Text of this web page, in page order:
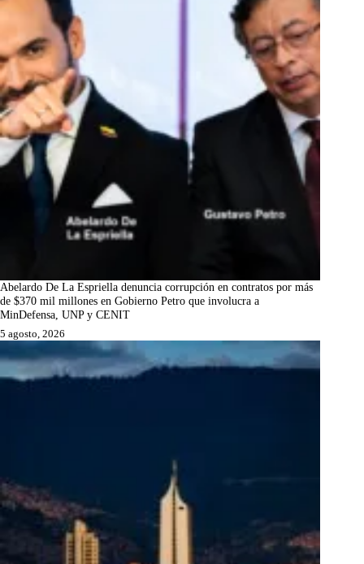
Abelardo De La Espriella denuncia corrupción en contratos por más
de $370 mil millones en Gobierno Petro que involucra a
MinDefensa, UNP y CENIT
5 agosto, 2026